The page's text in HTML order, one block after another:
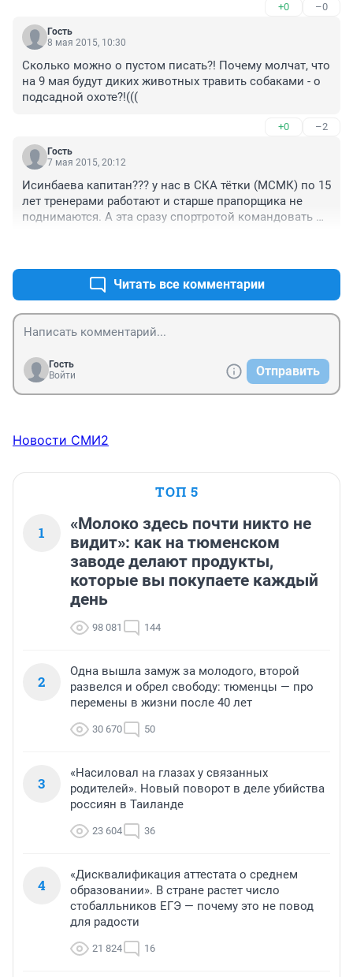
+0 –0
Гость
8 мая 2015, 10:30
Сколько можно о пустом писать?! Почему молчат, что
на 9 мая будут диких животных травить собаками - о
подсадной охоте?!(((
+0 –2
Гость
7 мая 2015, 20:12
Исинбаева капитан??? у нас в СКА тётки (МСМК) по 15
лет тренерами работают и старше прапорщика не
поднимаются. А эта сразу спортротой командовать
Читать все комментарии
Гость
Войти
Отправить
Новости СМИ2
ТОП 5
1
«Молоко здесь почти никто не
видит»: как на тюменском
заводе делают продукты,
которые вы покупаете каждый
день
98 081 144
2
Одна вышла замуж за молодого, второй
развелся и обрел свободу: тюменцы — про
перемены в жизни после 40 лет
30 670 50
3
«Насиловал на глазах у связанных
родителей». Новый поворот в деле убийства
россиян в Таиланде
23 604 36
4
«Дисквалификация аттестата о среднем
образовании». В стране растет число
стобалльников ЕГЭ — почему это не повод
для радости
21 824 16